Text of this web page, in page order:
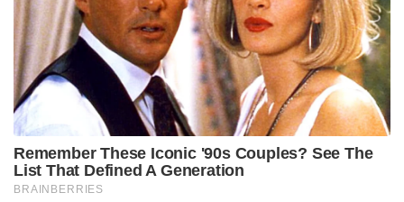
അരുണാചല്‍ പ്രദേശിലെ കിബിതുവിലാണ് അവസാന
ഔട്ട് പോസ്റ്റ് ഉണ്ടാവുക. 3488 കിലോമീറ്ററാണ്
നിയന്ത്രണ രേഖയില്‍ ഇവരുടെ
മേല്‍നോട്ടത്തിലുണ്ടാവുക.
read also:
ഇന്ത്യ-അമേരിക്ക ബന്ധത്തില്‍ നിര്‍ണായക
ചുവടുവെപ്പ്, സുതാര്യമായ ഇടപെടലുകള്‍, ഏത്
ഭീഷണിയും നേരിടാന്‍ ഇന്ത്യയ്ക്കൊപ്പം
നിലകൊള്ളുമെന്ന് ഉറപ്പ് നൽകി അമേരിക്ക